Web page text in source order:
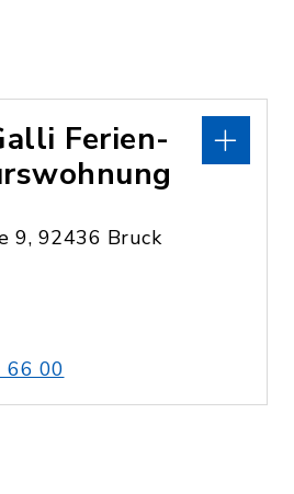
Ferien-
9, 92436 Bruck
66 00